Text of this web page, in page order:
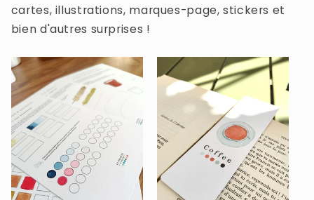
cartes, illustrations, marques-page, stickers et
bien d'autres surprises !